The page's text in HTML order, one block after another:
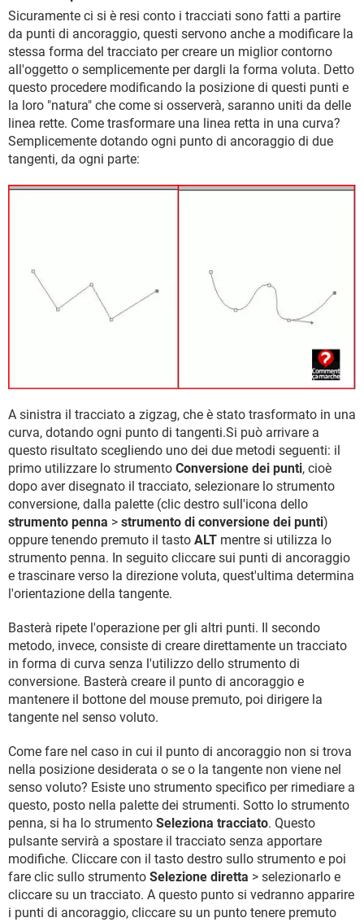
Sicuramente ci si è resi conto i tracciati sono fatti a partire
da punti di ancoraggio, questi servono anche a modificare la
stessa forma del tracciato per creare un miglior contorno
all'oggetto o semplicemente per dargli la forma voluta. Detto
questo procedere modificando la posizione di questi punti e
la loro "natura" che come si osserverà, saranno uniti da delle
linea rette. Come trasformare una linea retta in una curva?
Semplicemente dotando ogni punto di ancoraggio di due
tangenti, da ogni parte:
A sinistra il tracciato a zigzag, che è stato trasformato in una
curva, dotando ogni punto di tangenti.Si può arrivare a
questo risultato scegliendo uno dei due metodi seguenti: il
primo utilizzare lo strumento Conversione dei punti, cioè
dopo aver disegnato il tracciato, selezionare lo strumento
conversione, dalla palette (clic destro sull'icona dello
strumento penna > strumento di conversione dei punti)
oppure tenendo premuto il tasto ALT mentre si utilizza lo
strumento penna. In seguito cliccare sui punti di ancoraggio
e trascinare verso la direzione voluta, quest'ultima determina
l'orientazione della tangente.
Basterà ripete l'operazione per gli altri punti. Il secondo
metodo, invece, consiste di creare direttamente un tracciato
in forma di curva senza l'utilizzo dello strumento di
conversione. Basterà creare il punto di ancoraggio e
mantenere il bottone del mouse premuto, poi dirigere la
tangente nel senso voluto.
Come fare nel caso in cui il punto di ancoraggio non si trova
nella posizione desiderata o se o la tangente non viene nel
senso voluto? Esiste uno strumento specifico per rimediare a
questo, posto nella palette dei strumenti. Sotto lo strumento
penna, si ha lo strumento Seleziona tracciato. Questo
pulsante servirà a spostare il tracciato senza apportare
modifiche. Cliccare con il tasto destro sullo strumento e poi
fare clic sullo strumento Selezione diretta > selezionarlo e
cliccare su un tracciato. A questo punto si vedranno apparire
i punti di ancoraggio, cliccare su un punto tenere premuto